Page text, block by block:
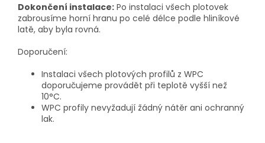
Dokončení instalace: Po instalaci všech plotovek
zabrousíme horní hranu po celé délce podle hliníkové
latě, aby byla rovná.
Doporučení:
Instalaci všech plotových profilů z WPC
doporučujeme provádět při teplotě vyšší než
10°C.
WPC profily nevyžadují žádný nátěr ani ochranný
lak.